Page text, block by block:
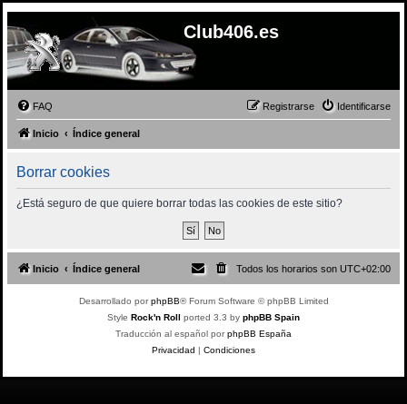
Club406.es
FAQ Identificarse
Registrarse
Inicio Índice general
Borrar cookies
¿Está seguro de que quiere borrar todas las cookies de este sitio?
Inicio Índice general Todos los horarios son UTC+02:00
Desarrollado porphpBB® Forum Software © phpBB Limited
Style Rock'n Roll ported 3.3 by phpBB Spain
Traducción al español porphpBB España
Privacidad | Condiciones